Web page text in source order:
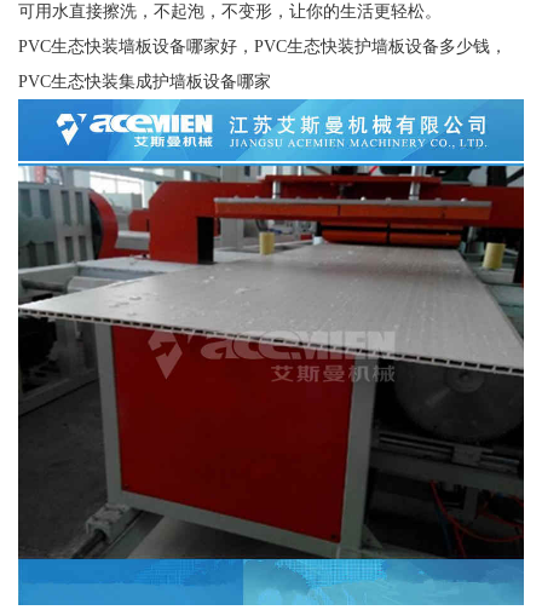
可用水直接擦洗，不起泡，不变形，让你的生活更轻松。
PVC生态快装墙板设备哪家好，PVC生态快装护墙板设备多少钱，
PVC生态快装集成护墙板设备哪家